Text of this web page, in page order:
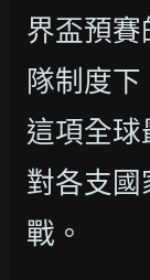
界盃預
隊制度
這項全
對各支
戰。